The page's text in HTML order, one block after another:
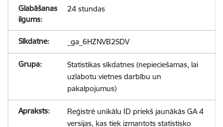
24 stundas
_ga_6HZNVB2SDV
Statistikas sīkdatnes (nepieciešamas, lai
uzlabotu vietnes darbību un
pakalpojumus)
Reģistrē unikālu ID priekš jaunākās GA 4
versijas, kas tiek izmantots statistisko